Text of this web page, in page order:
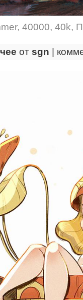
, 40000, 40k,
от sgn